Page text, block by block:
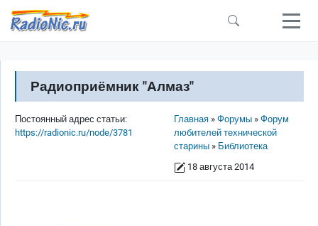
Перейти к основному содержанию
Радиоприёмник "Алмаз"
Строка навигации
Главная Форумы
Форум
любителей технической
старины
Библиотека
18 августа 2014
Постоянный адрес статьи:
https://radionic.ru/node/3781